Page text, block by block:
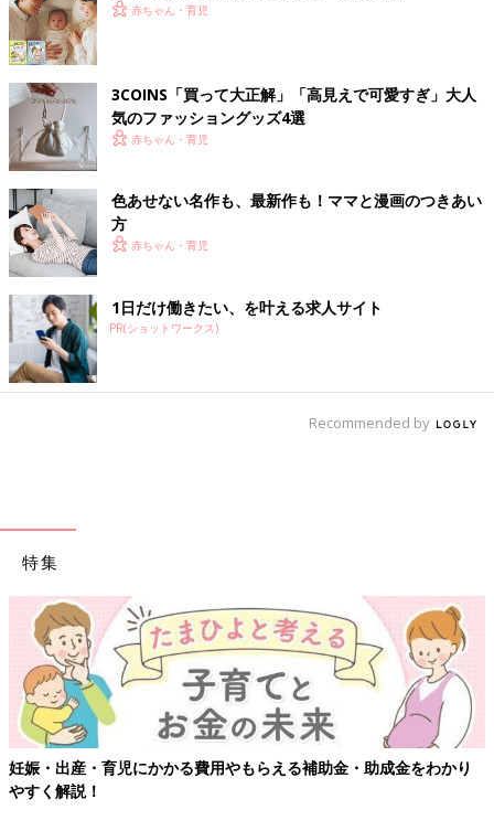
赤ちゃん・育児
3COINS「買って大正解」「高見えで可愛すぎ」大人
気のファッショングッズ4選
赤ちゃん・育児
色あせない名作も、最新作も！ママと漫画のつきあい
方
赤ちゃん・育児
1日だけ働きたい、を叶える求人サイト
PR(ショットワークス)
Recommended by
特集
補助金・助成金をわかり 【ワクチン接種できるものも】妊婦の